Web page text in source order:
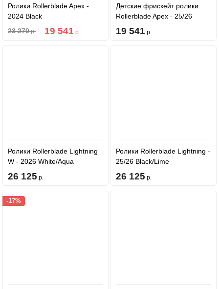
Ролики Rollerblade Apex -
2024 Black
23 270р. 19 541 р.
Детские фрискейт ролики
Rollerblade Apex - 25/26
Charcoal/Yellow
19 541 р.
Ролики Rollerblade Lightning
W - 2026 White/Aqua
26 125 р.
Ролики Rollerblade Lightning -
25/26 Black/Lime
26 125 р.
-17%